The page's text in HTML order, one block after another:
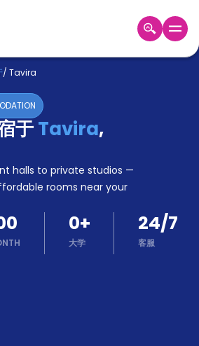
EUR
/ Tavira
于Tavira,
halls to private studios —
rooms near your
0+
大学
24/7
客服